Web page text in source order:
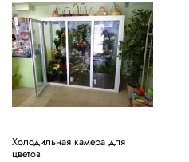
Холодильная камера для
цветов